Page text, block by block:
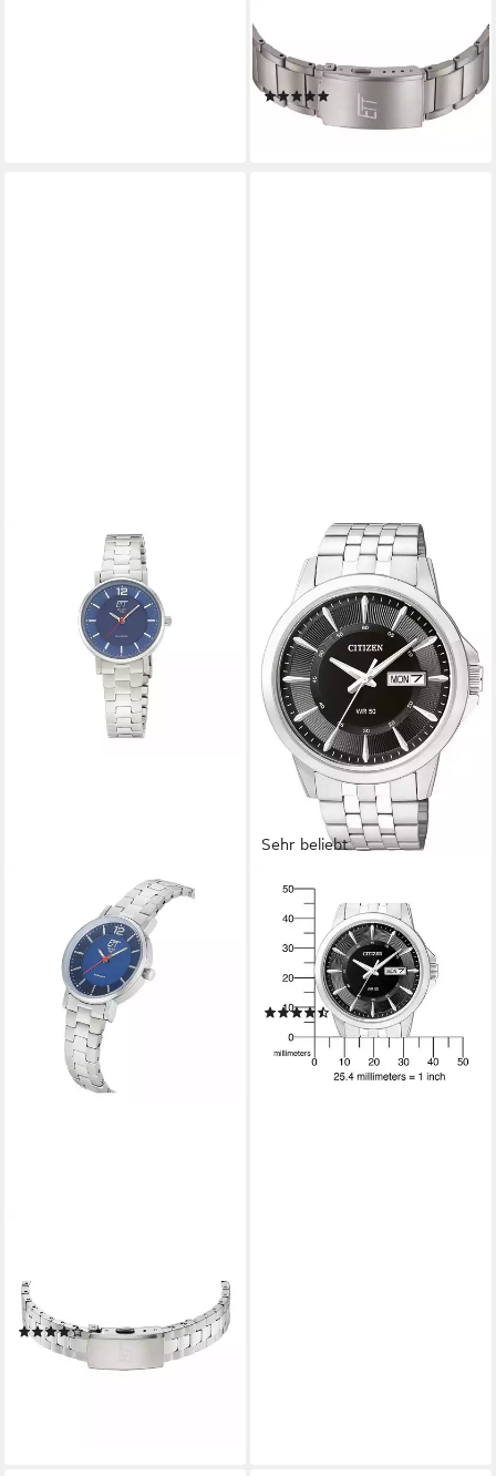
Solaruhr Funk-Solar Everest
Gents Titan/Grau
139,00 €
Armbanduhr, Damenuhr,
Partneruhr, Edelstahlarmband
(1)
ab 84,51 € 94,95 €
Sehr beliebt
CITIZEN
Quarzuhr BF2011-51EC,
Armbanduhr, Herrenuhr,
Damenuhr, Edelstahlarmband,
Datum
(91)
89,00 €
lieferbar - in 2-3 Werktagen bei dir